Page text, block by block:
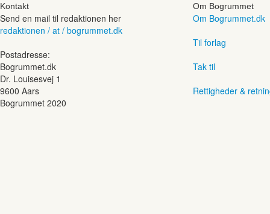
Kontakt
Send en mail til redaktionen her
redaktionen / at / bogrummet.dk
Postadresse:
Bogrummet.dk
Dr. Louisesvej 1
9600 Aars
Om Bogrummet
Om Bogrummet.dk
Til forlag
Tak til
Rettigheder &
Bogrummet 2020